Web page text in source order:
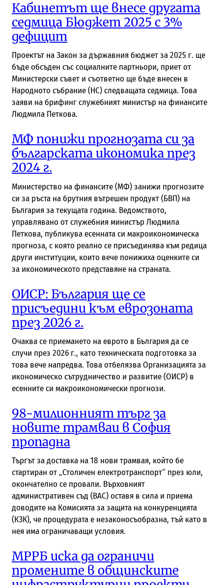
Кабинетът ще внесе другата
седмица Бюджет 2025 с 3%
дефицит
Проектът на Закон за държавния бюджет за 2025 г. ще
бъде обсъден със социалните партньори, приет от
Министерски съвет и съответно ще бъде внесен в
Народното събрание (НС) следващата седмица. Това
заяви на брифинг служебният министър на финансите
Людмила Петкова.
МФ понижи прогнозата си за
българската икономика през
2024 г.
Министерство на финансите (МФ) занижи прогнозите
си за ръста на брутния вътрешен продукт (БВП) на
България за текущата година. Ведомството,
управлявано от служебния министър Людмила
Петкова, публикува есенната си макроикономическа
прогноза, с която реално се присъединява към редица
други институции, които вече понижиха оценките си
за икономическото представяне на страната.
ОИСР: България ще се
присъедини към еврозоната
през 2026 г.
Очаква се приемането на еврото в България да се
случи през 2026 г., като техническата подготовка за
това вече напредва. Това отбелязва Организацията за
икономическо сътрудничество и развитие (ОИСР) в
есенните си макроикономически прогнози.
98-милионният търг за
новите трамваи в София
пропадна
Търгът за доставка на 18 нови трамвая, който бе
стартиран от „Столичен електротранспорт“ през юли,
окончателно се провали. Върховният
административен съд (ВАС) оставя в сила и приема
доводите на Комисията за защита на конкуренцията
(КЗК), че процедурата е незаконосъобразна, тъй като в
нея има ограничаващи условия.
МРРБ иска да ограничи
промените в общинските